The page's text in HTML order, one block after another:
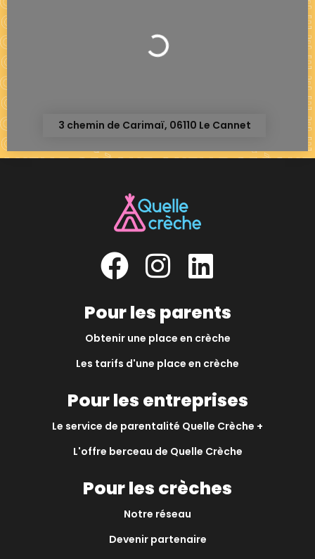
Chargement...
3 chemin de Carimaï, 06110 Le Cannet
Pour les parents
Obtenir une place en crèche
Les tarifs d'une place en crèche
Pour les entreprises
Le service de parentalité Quelle Crèche +
L'offre berceau de Quelle Crèche
Pour les crèches
Notre réseau
Devenir partenaire